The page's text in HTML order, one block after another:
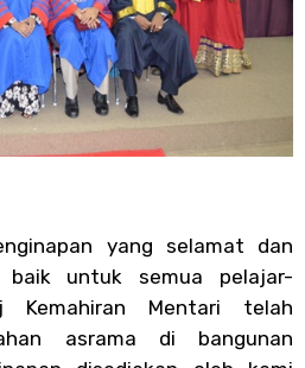
yang selamat dan
baik untuk semua pelajar-
Mentari telah
asrama di bangunan